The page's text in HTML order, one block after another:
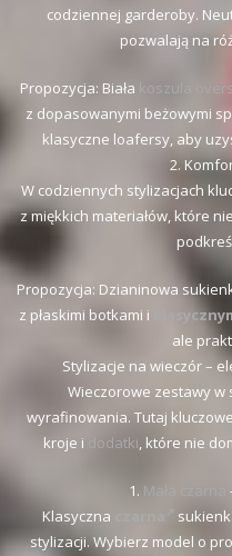
codziennej garderoby.
pozwalają na
Propozycja: Biała koszula
z dopasowanymi beżowymi
klasyczne loafersy, aby
2.
W codziennych stylizacjach
z miękkich materiałów, które
Propozycja: Dzianinowa
z płaskimi botkami i
ale
Stylizacje na wieczór –
Wieczorowe zestawy w
wyrafinowania. Tutaj
kroje i
dodatki, które nie
1. Mała czarna
Klasyczna
stylizacji. Wybierz model o